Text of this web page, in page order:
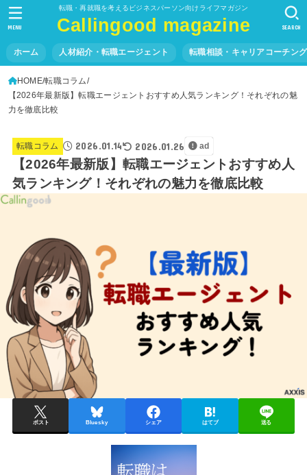
転職・再就職を考えるビジネスパーソン向けライフマガジン
Callingood magazine
ホーム 人材紹介・転職エージェント 転職相談・キャリアコーチング
SEARCH
MENU
HOME 転職コラム
【2026年最新版】転職エージェントおすすめ人気ランキング！それぞれの魅
力を徹底比較
転職コラム 2026.01.14 2026.01.26 ad
【2026年最新版】転職エージェントおすすめ人
気ランキング！それぞれの魅力を徹底比較
ポスト Bluesky シェア はてブ 送る